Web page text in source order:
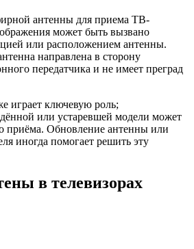
антенны для приема ТВ-
может быть вызвано
или расположением антенны.
направлена в сторону
передатчика и не имеет преград
играет ключевую роль;
или устаревшей модели может
приёма. Обновление антенны или
иногда помогает решить эту
в телевизорах